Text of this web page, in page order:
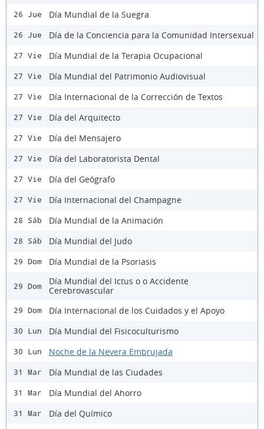
26 Jue Día Mundial de la Suegra
26 Jue Día de la Conciencia para la Comunidad Intersexual
27 Vie Día Mundial de la Terapia Ocupacional
27 Vie Día Mundial del Patrimonio Audiovisual
27 Vie Día Internacional de la Corrección de Textos
27 Vie Día del Arquitecto
27 Vie Día del Mensajero
27 Vie Día del Laboratorista Dental
27 Vie Día del Geógrafo
27 Vie Día Internacional del Champagne
28 Sáb Día Mundial de la Animación
28 Sáb Día Mundial del Judo
29 Dom Día Mundial de la Psoriasis
29 Dom
Día Mundial del Ictus o o Accidente
Cerebrovascular
29 Dom Día Internacional de los Cuidados y el Apoyo
30 Lun Día Mundial del Fisicoculturismo
30 Lun Noche de la Nevera Embrujada
31 Mar Día Mundial de las Ciudades
31 Mar Día Mundial del Ahorro
31 Mar
Día del Químico